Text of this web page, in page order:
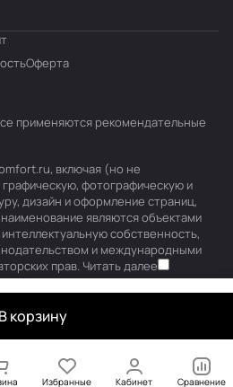
В корзину
Избранные Кабинет Сравнение
Оферта
применяются рекомендательные
включая (но не
фотографическую и
дизайн и оформление страниц,
являются объектами
собственность,
и международными
прав. Читать далее